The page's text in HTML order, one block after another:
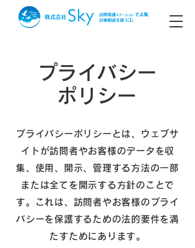
プライバシー
ポリシー
プライバシーポリシーとは、ウェブサ
イトが訪問者やお客様のデータを収
集、使用、開示、管理する方法の一部
または全てを開示する方針のことで
す。これは、訪問者やお客様のプライ
バシーを保護するための法的要件を満
たすためにあります。